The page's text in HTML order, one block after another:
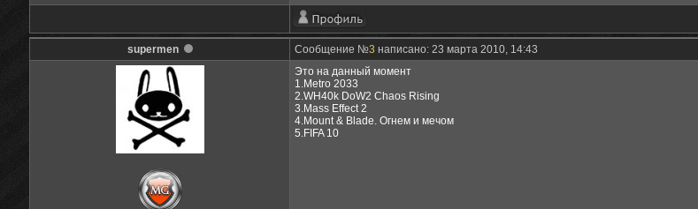
supermen Сообщение №3 написано: 23 марта 2010, 14:43
Это на данный момент
1.Metro 2033
2.WH40k DoW2 Chaos Rising
3.Mass Effect 2
4.Mount & Blade. Огнем и мечом
5.FIFA 10